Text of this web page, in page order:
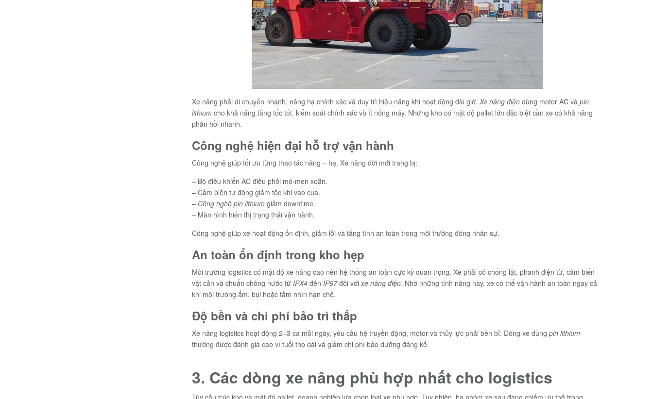
Xe nâng phải di chuyển nhanh, nâng hạ chính xác và duy trì hiệu năng khi hoạt động dài giờ. Xe nâng điệndùng motor AC và pin
lithiumcho khả năng tăng tốc tốt, kiểm soát chính xác và ít nóng máy. Những kho có mật độ pallet lớn đặc biệt cần xe có khả năng
phản hồi nhanh.
Công nghệ hiện đại hỗ trợ vận hành
Công nghệ giúp tối ưu từng thao tác nâng – hạ. Xe nâng đời mới trang bị:
– Bộ điều khiển AC điều phối mô-men xoắn.
– Cảm biến tự động giảm tốc khi vào cua.
– Công nghệ pin lithiumgiảm downtime.
– Màn hình hiển thị trạng thái vận hành.
Công nghệ giúp xe hoạt động ổn định, giảm lỗi và tăng tính an toàn trong môi trường đông nhân sự.
An toàn ổn định trong kho hẹp
Môi trường logistics có mật độ xe nâng cao nên hệ thống an toàn cực kỳ quan trọng. Xe phải có chống lật, phanh điện từ, cảm biến
vật cản và chuẩn chống nước từ IPX4đến IP67đối với xe nâng điện. Nhờ những tính năng này, xe có thể vận hành an toàn ngay cả
khi môi trường ẩm, bụi hoặc tầm nhìn hạn chế.
Độ bền và chi phí bảo trì thấp
Xe nâng logistics hoạt động 2–3 ca mỗi ngày, yêu cầu hệ truyền động, motor và thủy lực phải bền bỉ. Dòng xe dùng pin lithium
thường được đánh giá cao vì tuổi thọ dài và giảm chi phí bảo dưỡng đáng kể.
3. Các dòng xe nâng phù hợp nhất cho logistics
Tùy cấu trúc kho và mật độ pallet, doanh nghiệp lựa chọn loại xe phù hợp. Tuy nhiên, ba nhóm xe sau đang chiếm ưu thế trong